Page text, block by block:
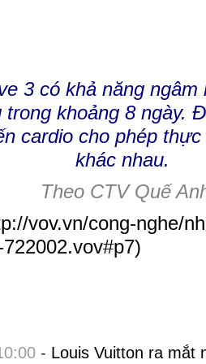
3 có khả năng
khoảng 8 ngày.
cardio cho phép
khác nhau.
Theo CTV Quế
vov.vn/cong-nghe/
)
- Louis Vuitton ra mắt